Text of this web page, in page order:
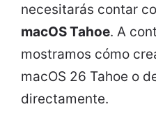
necesitarás contar
macOS Tahoe. A
mostramos cómo
macOS 26 Tahoe o
directamente.